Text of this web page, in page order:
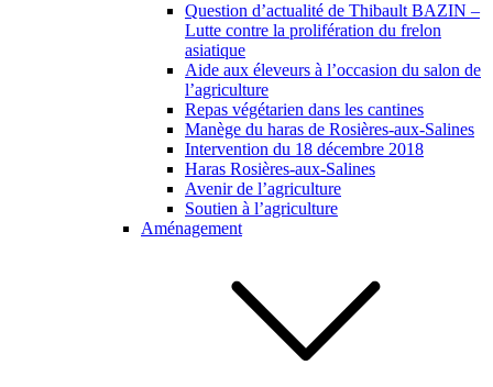
Question d’actualité de Thibault BAZIN –
Lutte contre la prolifération du frelon
asiatique
Aide aux éleveurs à l’occasion du salon de
l’agriculture
Repas végétarien dans les cantines
Manège du haras de Rosières-aux-Salines
Intervention du 18 décembre 2018
Haras Rosières-aux-Salines
Avenir de l’agriculture
Soutien à l’agriculture
Aménagement